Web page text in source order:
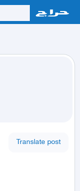
Translate post